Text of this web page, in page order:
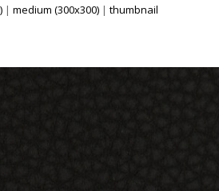
|medium (300x300) |thumbnail